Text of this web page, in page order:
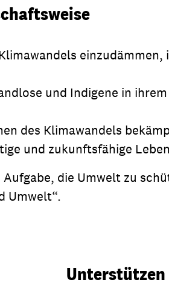
und Indigene in
des Klimawandels
und zukunftsfähige
die Umwelt zu
Umwelt“.
Unterstützen